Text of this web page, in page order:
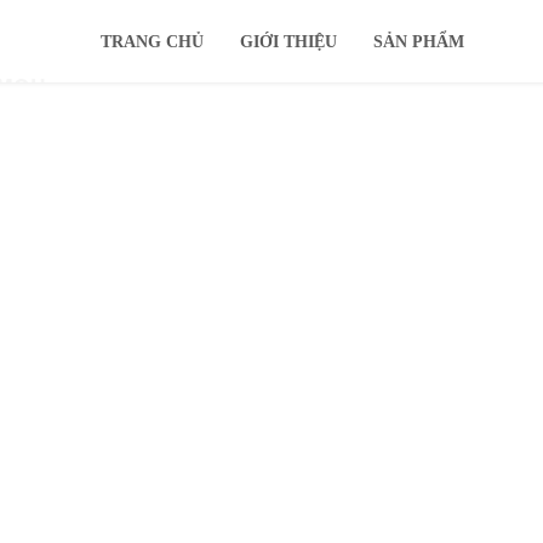
TRANG CHỦ GIỚI THIỆU SẢN PHẨM